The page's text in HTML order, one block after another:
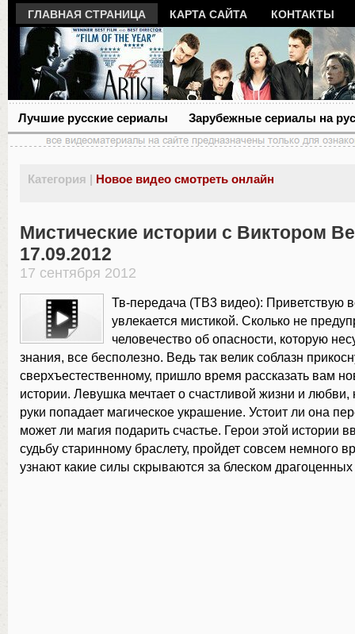
ГЛАВНАЯ СТРАНИЦА КАРТА САЙТА КОНТАКТЫ
Лучшие русские сериалы Зарубежные сериалы на
Категория | Новое видео смотреть онлайн
Мистические истории с Виктором
17.09.2012
17 сентября 2012
Тв-передача (ТВ3 видео): Приветствую
увлекается мистикой. Сколько не
человечество об опасности, которую
знания, все бесполезно. Ведь так велик соблазн
сверхъестественному, пришло время рассказать вам
истории. Левушка мечтает о счастливой жизни и любви,
руки попадает магическое украшение. Устоит ли она
может ли магия подарить счастье. Герои этой истории
судьбу старинному браслету, пройдет совсем немного
узнают какие силы скрываются за блеском